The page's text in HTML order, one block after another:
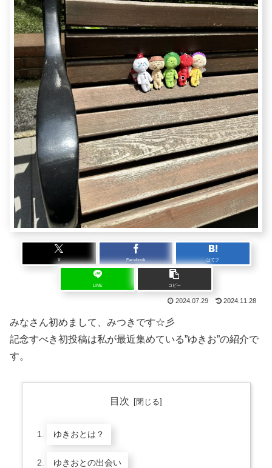
X Facebook はてブ
LINE コピー
2024.07.29 2024.11.28
みなさん初めまして、みつきです☆彡
記念すべき初投稿は私が最近集めている”ゆきお”の紹介で
す。
目次
ゆきおとは？
ゆきおとの出会い